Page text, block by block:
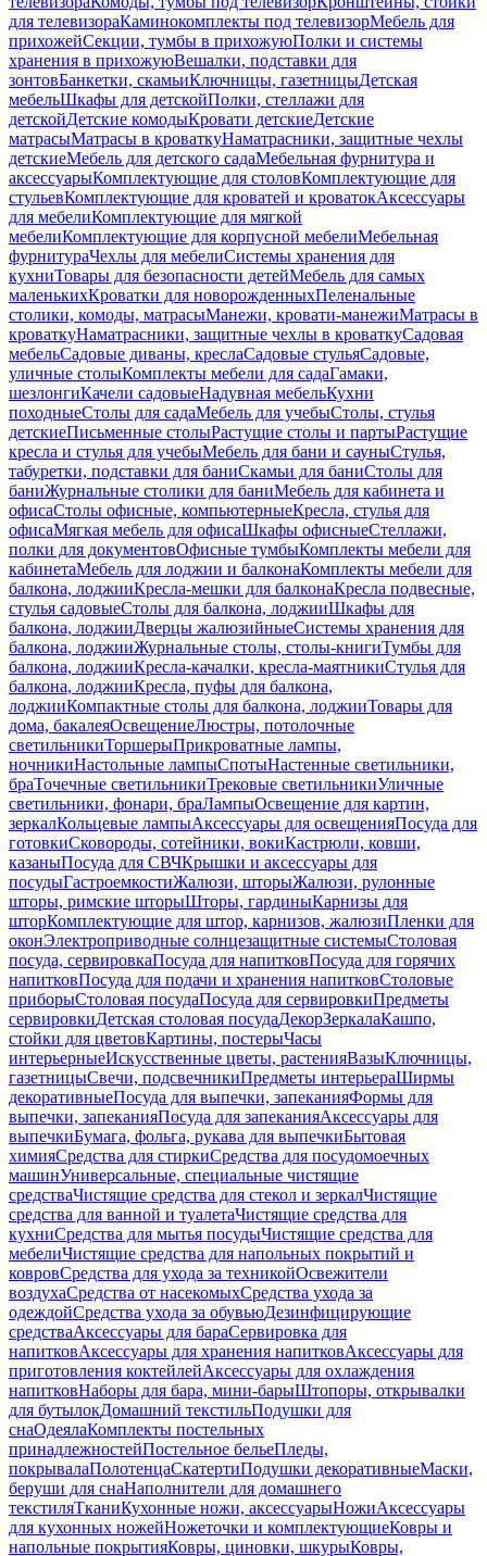
для телевизораКаминокомплекты под телевизорМебель для
прихожейСекции, тумбы в прихожуюПолки и системы
хранения в прихожуюВешалки, подставки для
зонтовБанкетки, скамьиКлючницы, газетницыДетская
мебельШкафы для детскойПолки, стеллажи для
детскойДетские комодыКровати детскиеДетские
матрасыМатрасы в кроваткуНаматрасники, защитные чехлы
детскиеМебель для детского садаМебельная фурнитура и
аксессуарыКомплектующие для столовКомплектующие для
стульевКомплектующие для кроватей и кроватокАксессуары
для мебелиКомплектующие для мягкой
мебелиКомплектующие для корпусной мебелиМебельная
фурнитураЧехлы для мебелиСистемы хранения для
кухниТовары для безопасности детейМебель для самых
маленькихКроватки для новорожденныхПеленальные
столики, комоды, матрасыМанежи, кровати-манежиМатрасы в
кроваткуНаматрасники, защитные чехлы в кроваткуСадовая
мебельСадовые диваны, креслаСадовые стульяСадовые,
уличные столыКомплекты мебели для садаГамаки,
шезлонгиКачели садовыеНадувная мебельКухни
походныеСтолы для садаМебель для учебыСтолы, стулья
детскиеПисьменные столыРастущие столы и партыРастущие
кресла и стулья для учебыМебель для бани и сауныСтулья,
табуретки, подставки для баниСкамьи для баниСтолы для
баниЖурнальные столики для баниМебель для кабинета и
офисаСтолы офисные, компьютерныеКресла, стулья для
офисаМягкая мебель для офисаШкафы офисныеСтеллажи,
полки для документовОфисные тумбыКомплекты мебели для
кабинетаМебель для лоджии и балконаКомплекты мебели для
балкона, лоджииКресла-мешки для балконаКресла подвесные,
стулья садовыеСтолы для балкона, лоджииШкафы для
балкона, лоджииДверцы жалюзийныеСистемы хранения для
балкона, лоджииЖурнальные столы, столы-книгиТумбы для
балкона, лоджииКресла-качалки, кресла-маятникиСтулья для
балкона, лоджииКресла, пуфы для балкона,
лоджииКомпактные столы для балкона, лоджииТовары для
дома, бакалеяОсвещениеЛюстры, потолочные
светильникиТоршерыПрикроватные лампы,
ночникиНастольные лампыСпотыНастенные светильники,
браТочечные светильникиТрековые светильникиУличные
светильники, фонари, браЛампыОсвещение для картин,
зеркалКольцевые лампыАксессуары для освещенияПосуда для
готовкиСковороды, сотейники, вокиКастрюли, ковши,
казаныПосуда для СВЧКрышки и аксессуары для
посудыГастроемкостиЖалюзи, шторыЖалюзи, рулонные
шторы, римские шторыШторы, гардиныКарнизы для
шторКомплектующие для штор, карнизов, жалюзиПленки для
оконЭлектроприводные солнцезащитные системыСтоловая
посуда, сервировкаПосуда для напитковПосуда для горячих
напитковПосуда для подачи и хранения напитковСтоловые
приборыСтоловая посудаПосуда для сервировкиПредметы
сервировкиДетская столовая посудаДекорЗеркалаКашпо,
стойки для цветовКартины, постерыЧасы
интерьерныеИскусственные цветы, растенияВазыКлючницы,
газетницыСвечи, подсвечникиПредметы интерьераШирмы
декоративныеПосуда для выпечки, запеканияФормы для
выпечки, запеканияПосуда для запеканияАксессуары для
выпечкиБумага, фольга, рукава для выпечкиБытовая
химияСредства для стиркиСредства для посудомоечных
машинУниверсальные, специальные чистящие
средстваЧистящие средства для стекол и зеркалЧистящие
средства для ванной и туалетаЧистящие средства для
кухниСредства для мытья посудыЧистящие средства для
мебелиЧистящие средства для напольных покрытий и
ковровСредства для ухода за техникойОсвежители
воздухаСредства от насекомыхСредства ухода за
одеждойСредства ухода за обувьюДезинфицирующие
средстваАксессуары для бараСервировка для
напитковАксессуары для хранения напитковАксессуары для
приготовления коктейлейАксессуары для охлаждения
напитковНаборы для бара, мини-барыШтопоры, открывалки
для бутылокДомашний текстильПодушки для
снаОдеялаКомплекты постельных
принадлежностейПостельное бельеПледы,
покрывалаПолотенцаСкатертиПодушки декоративныеМаски,
беруши для снаНаполнители для домашнего
текстиляТканиКухонные ножи, аксессуарыНожиАксессуары
для кухонных ножейНожеточки и комплектующиеКовры и
напольные покрытияКовры, циновки, шкурыКовры,